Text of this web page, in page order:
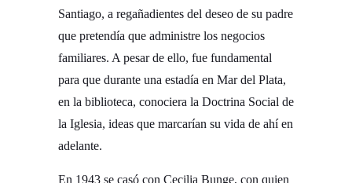
Santiago, a regañadientes del deseo de su padre
que pretendía que administre los negocios
familiares. A pesar de ello, fue fundamental
para que durante una estadía en Mar del Plata,
en la biblioteca, conociera la Doctrina Social de
la Iglesia, ideas que marcarían su vida de ahí en
adelante.
En 1943 se casó con Cecilia Bunge, con quien